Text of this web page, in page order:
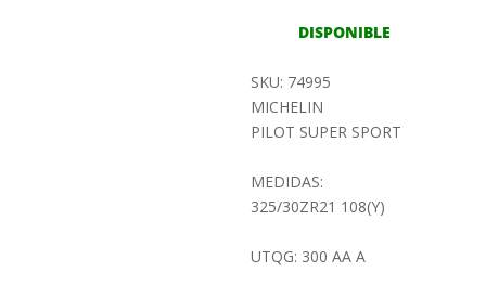
MICHELIN
SUPER
SPORT
cantidad
DISPONIBLE
SKU: 74995
MICHELIN
PILOT SUPER SPORT
MEDIDAS:
325/30ZR21 108(Y)
UTQG: 300 AA A